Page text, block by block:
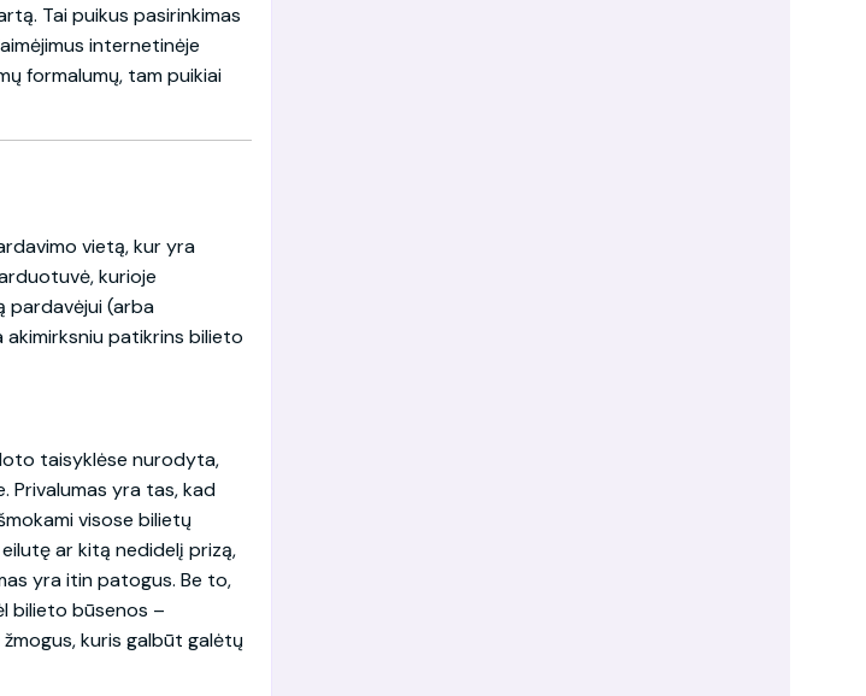
Tai puikus pasirinkimas
internetinėje
formalumų, tam puikiai
vietą, kur yra
kurioje
pardavėjui (arba
patikrins bilieto
taisyklėse nurodyta,
Privalumas yra tas, kad
visose bilietų
ar kitą nedidelį prizą,
yra itin patogus. Be to,
bilieto būsenos –
kuris galbūt galėtų